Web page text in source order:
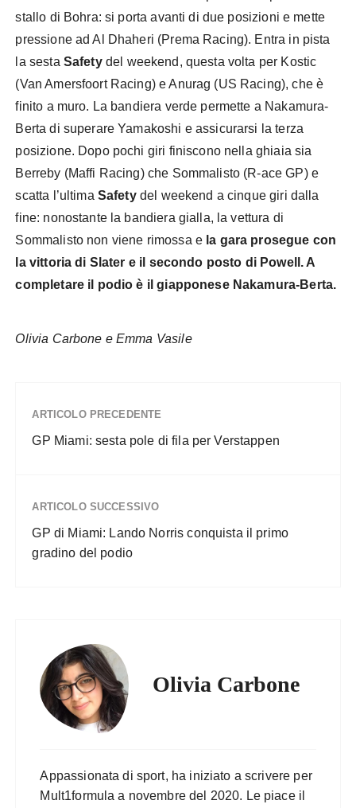
stallo di Bohra: si porta avanti di due posizioni e mette
pressione ad Al Dhaheri (Prema Racing). Entra in pista
la sesta Safetydel weekend, questa volta per Kostic
(Van Amersfoort Racing) e Anurag (US Racing), che è
finito a muro. La bandiera verde permette a Nakamura-
Berta di superare Yamakoshi e assicurarsi la terza
posizione. Dopo pochi giri finiscono nella ghiaia sia
Berreby (Maffi Racing) che Sommalisto (R-ace GP) e
scatta l’ultima Safetydel weekend a cinque giri dalla
fine: nonostante la bandiera gialla, la vettura di
Sommalisto non viene rimossa e la gara prosegue con
la vittoria di Slater e il secondo posto di Powell. A
completare il podio è il giapponese Nakamura-Berta.
Olivia Carbone e Emma Vasile
ARTICOLO PRECEDENTE
GP Miami: sesta pole di fila per Verstappen
ARTICOLO SUCCESSIVO
GP di Miami: Lando Norris conquista il primo
gradino del podio
Olivia Carbone
Appassionata di sport, ha iniziato a scrivere per
Mult1formula a novembre del 2020. Le piace il